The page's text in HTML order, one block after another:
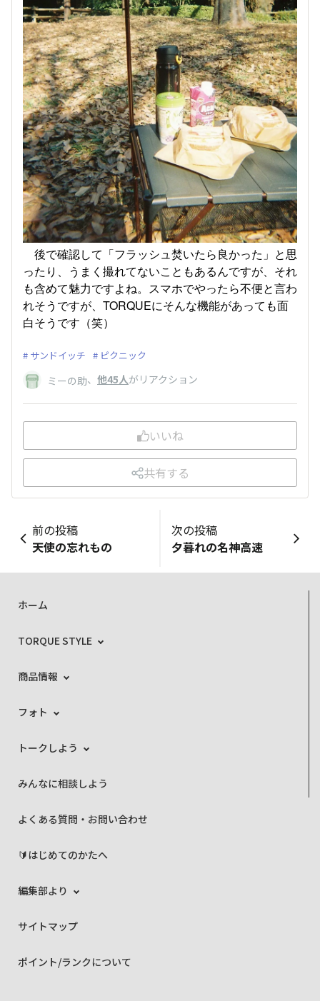
後で確認して「フラッシュ焚いたら良かった」と思
ったり、うまく撮れてないこともあるんですが、それ
も含めて魅力ですよね。スマホでやったら不便と言わ
れそうですが、TORQUEにそんな機能があっても面
白そうです（笑）
サンドイッチ ピクニック
ミーの助、 他45人がリアクション
いいね
共有する
前の投稿
天使の忘れもの
次の投稿
夕暮れの名神高速
ホーム
TORQUE STYLE
商品情報
フォト
トークしよう
みんなに相談しよう
よくある質問・お問い合わせ
🔰はじめてのかたへ
編集部より
サイトマップ
ポイント/ランクについて